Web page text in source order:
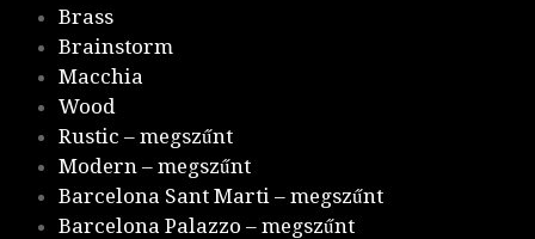
Brass
Brainstorm
Macchia
Wood
Rustic – megszűnt
Modern – megszűnt
Barcelona Sant Marti – megszűnt
Barcelona Palazzo – megszűnt